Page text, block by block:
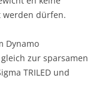
werden dürfen.
Dynamo
zur sparsamen
TRILED und